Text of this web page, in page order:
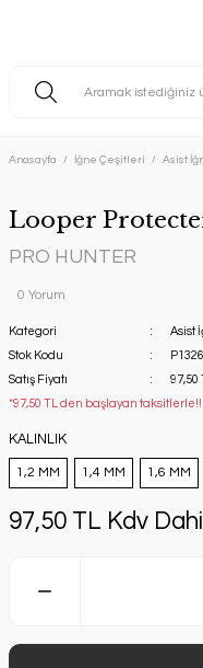
Anasayfa İğne Çeşitleri Asist
Looper
PRO HUNTER
0 Yorum
Kategori Asist
Stok Kodu
Satış Fiyatı
97,50
*97,50 TL den başlayan taksitlerle!!
KALINLIK
1,2 MM 1,4 MM 1,6 MM
97,50 TL Kdv Dahil